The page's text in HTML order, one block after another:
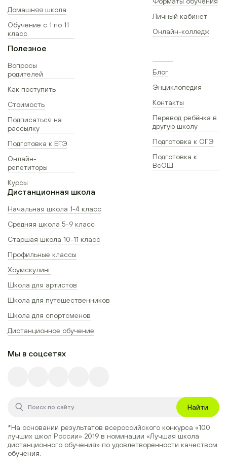
Домашняя школа
Обучение с 1 по 11
класс
Личный кабинет
Онлайн-колледж
Полезное
Вопросы
родителей
Как поступить
Стоимость
Подписаться на
рассылку
Подготовка к ЕГЭ
Онлайн-
репетиторы
Курсы
Блог
Энциклопедия
Контакты
Перевод ребёнка в
другую школу
Подготовка к ОГЭ
Подготовка к
ВсОШ
Дистанционная школа
Начальная школа 1-4 класс
Средняя школа 5-9 класс
Старшая школа 10-11 класс
Профильные классы
Хоумскулинг
Школа для артистов
Школа для путешественников
Школа для спортсменов
Дистанционное обучение
Мы в соцсетях
Найти
*На основании результатов всероссийского конкурса «100
лучших школ России» 2019 в номинации «Лучшая школа
дистанционного обучения» по удовлетворенности качеством
обучения.